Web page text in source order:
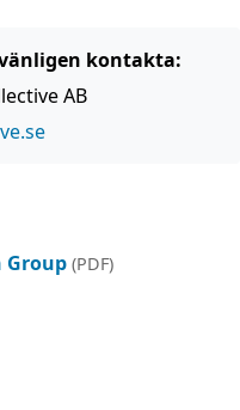
kontakta:
AB
Group (PDF)